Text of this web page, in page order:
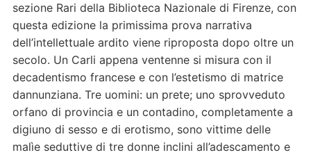
sezione Rari della Biblioteca Nazionale di Firenze, con
questa edizione la primissima prova narrativa
dell’intellettuale ardito viene riproposta dopo oltre un
secolo. Un Carli appena ventenne si misura con il
decadentismo francese e con l’estetismo di matrice
dannunziana. Tre uomini: un prete; uno sprovveduto
orfano di provincia e un contadino, completamente a
digiuno di sesso e di erotismo, sono vittime delle
malìe seduttive di tre donne inclini all’adescamento e